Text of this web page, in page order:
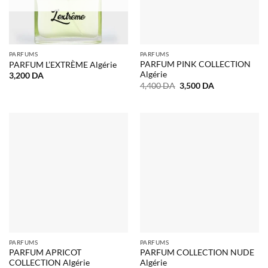
PARFUMS
PARFUM L’EXTRÈME Algérie
3,200 DA
PARFUMS
PARFUM PINK COLLECTION
Algérie
4,400DA Le
prix
3,500 DALe
PARFUMS
PARFUM APRICOT
COLLECTION Algérie
PARFUMS
PARFUM COLLECTION NUDE
Algérie